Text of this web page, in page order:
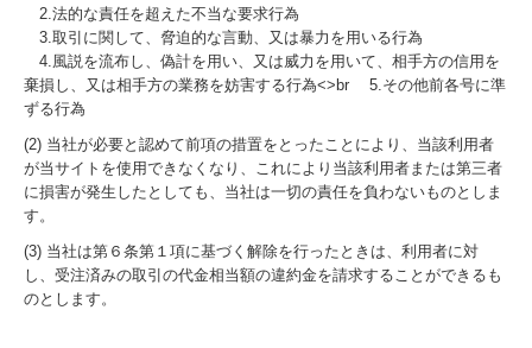
2.法的な責任を超えた不当な要求行為
3.取引に関して、脅迫的な言動、又は暴力を用いる行為
4.風説を流布し、偽計を用い、又は威力を用いて、相手方の信用を
棄損し、又は相手方の業務を妨害する行為<>br 5.その他前各号に準
ずる行為
(2) 当社が必要と認めて前項の措置をとったことにより、当該利用者
が当サイトを使用できなくなり、これにより当該利用者または第三者
に損害が発生したとしても、当社は一切の責任を負わないものとしま
す。
(3) 当社は第６条第１項に基づく解除を行ったときは、利用者に対
し、受注済みの取引の代金相当額の違約金を請求することができるも
のとします。